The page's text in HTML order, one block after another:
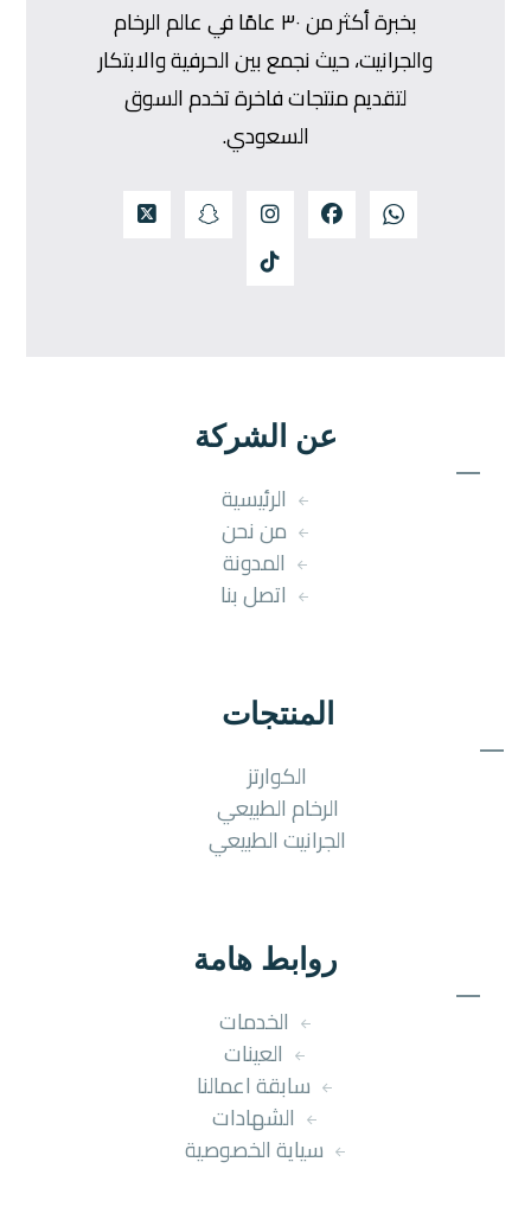
بخبرة أكثر من ٣٠ عامًا في عالم الرخام
والجرانيت، حيث نجمع بين الحرفية والابتكار
لتقديم منتجات فاخرة تخدم السوق
السعودي.
عن الشركة
الرئيسية
من نحن
المدونة
اتصل بنا
المنتجات
الكوارتز
الرخام الطبيعي
الجرانيت الطبيعي
روابط هامة
الخدمات
العينات
سابقة اعمالنا
الشهادات
سياية الخصوصية